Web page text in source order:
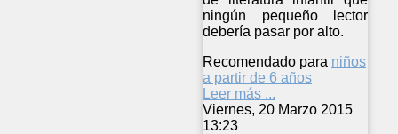
ningún pequeño lector
debería pasar por alto.
Recomendado para niños
a partir de 6 años
Leer más ...
Viernes, 20 Marzo 2015
13:23